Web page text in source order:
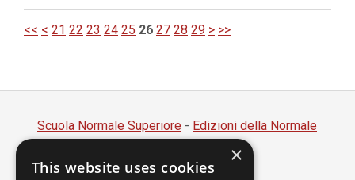
<< < 21 22 23 24 25 26 27 28 29 > >>
Scuola Normale Superiore - Edizioni della Normale
Piazza dei Cavalieri, 7 - 56126 Pisa
Codice fiscale 80005050507
×
This website uses cookies